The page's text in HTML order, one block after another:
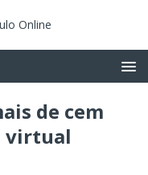
de cem
virtual